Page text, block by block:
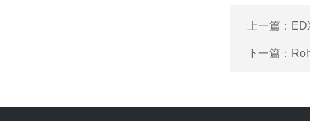
上一篇：
下一篇：